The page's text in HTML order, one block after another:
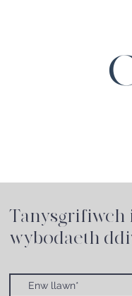
Tanysgrifiwch
wybodaeth